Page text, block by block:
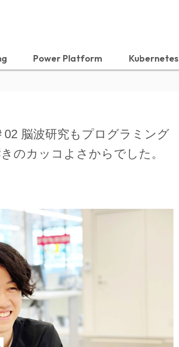
Power Platform Kubernetes
02 脳波研究もプログラミング
のカッコよさからでした。